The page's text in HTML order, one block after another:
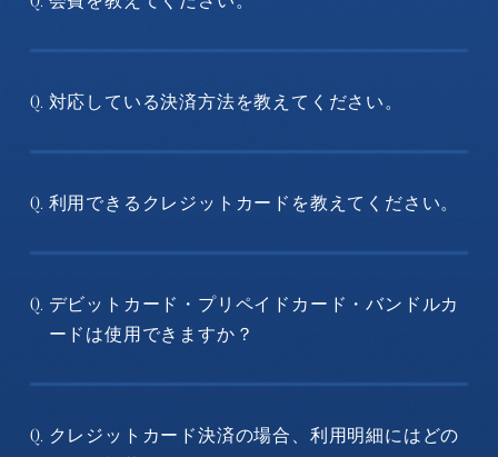
Q. 対応している決済方法を教えてください。
Q. 利用できるクレジットカードを教えてください。
Q. デビットカード・プリペイドカード・バンドルカ
ードは使用できますか？
Q. クレジットカード決済の場合、利用明細にはどの